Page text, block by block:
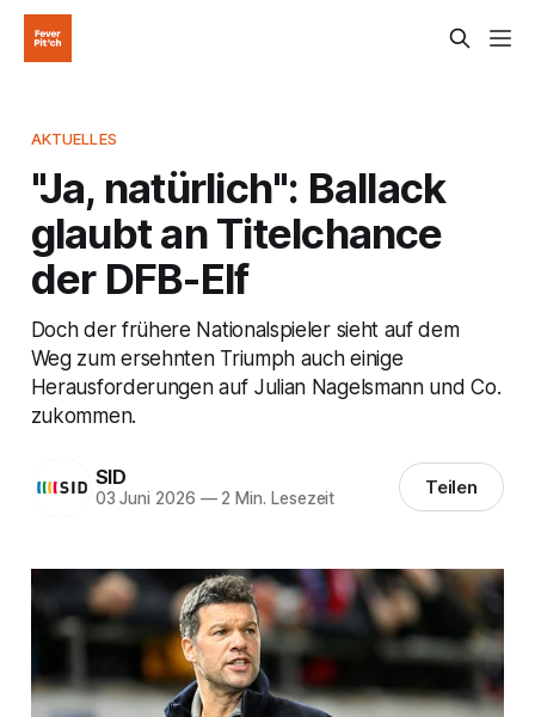
AKTUELLES
"Ja, natürlich": Ballack
glaubt an Titelchance
der DFB-Elf
Doch der frühere Nationalspieler sieht auf dem
Weg zum ersehnten Triumph auch einige
Herausforderungen auf Julian Nagelsmann und Co.
zukommen.
SID
03 Juni 2026 —2 Min. Lesezeit Teilen